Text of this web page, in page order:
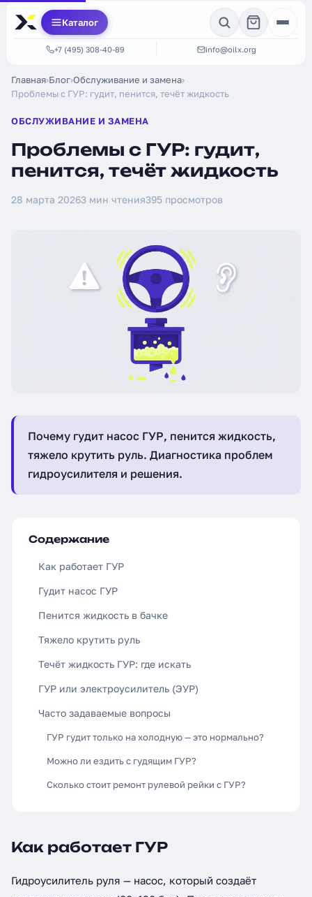
Каталог
+7 (495) 308-40-89 info@oilx.org
Главная›Блог›Обслуживание и замена›
Проблемы с ГУР: гудит, пенится, течёт жидкость
ОБСЛУЖИВАНИЕ И ЗАМЕНА
Проблемы с ГУР: гудит,
пенится, течёт жидкость
28 марта 20263 мин чтения395 просмотров
Почему гудит насос ГУР, пенится жидкость,
тяжело крутить руль. Диагностика проблем
гидроусилителя и решения.
Содержание
Как работает ГУР
Гудит насос ГУР
Пенится жидкость в бачке
Тяжело крутить руль
Течёт жидкость ГУР: где искать
ГУР или электроусилитель (ЭУР)
Часто задаваемые вопросы
ГУР гудит только на холодную — это нормально?
Можно ли ездить с гудящим ГУР?
Сколько стоит ремонт рулевой рейки с ГУР?
Как работает ГУР
Гидроусилитель руля — насос, который создаёт